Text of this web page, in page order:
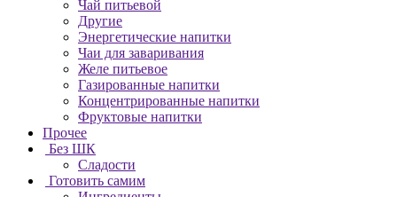
Чай питьевой
Другие
Энергетические напитки
Чаи для заваривания
Желе питьевое
Газированные напитки
Концентрированные напитки
Фруктовые напитки
Прочее
Без ШК
Сладости
Готовить самим